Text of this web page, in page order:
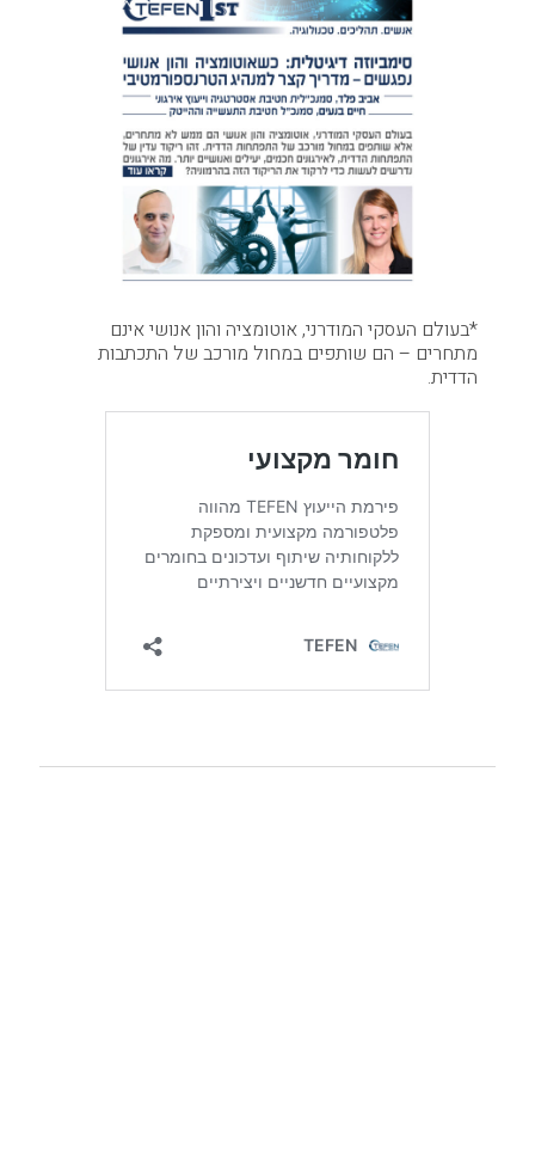
*בעולם העסקי המודרני, אוטומציה והון אנושי אינם
מתחרים – הם שותפים במחול מורכב של התכתבות
הדדית.